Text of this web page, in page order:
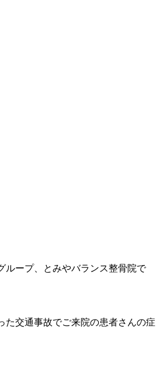
ループ、とみやバランス整骨院で
た交通事故でご来院の患者さんの症